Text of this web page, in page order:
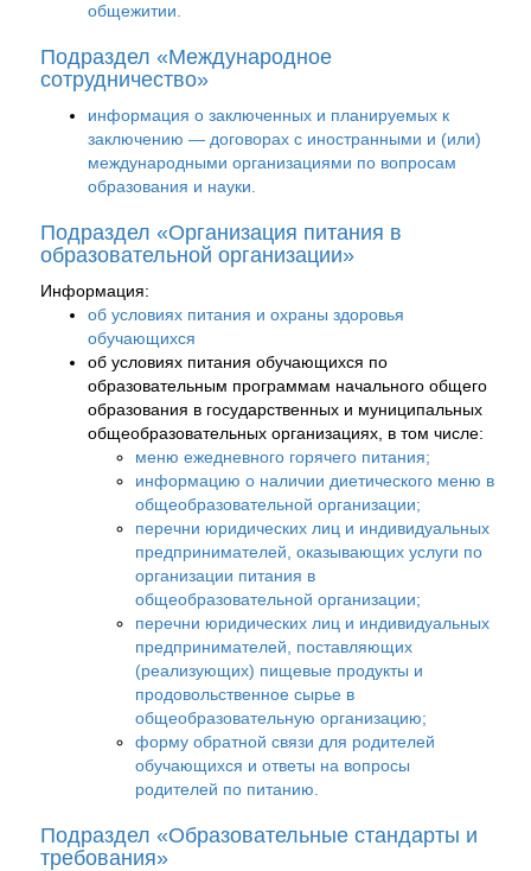
общежитии.
Подраздел «Международное
сотрудничество»
информация о заключенных и планируемых к
заключению — договорах с иностранными и (или)
международными организациями по вопросам
образования и науки.
Подраздел «Организация питания в
образовательной организации»
Информация:
об условиях питания и охраны здоровья
обучающихся
об условиях питания обучающихся по
образовательным программам начального общего
образования в государственных и муниципальных
общеобразовательных организациях, в том числе:
меню ежедневного горячего питания;
информацию о наличии диетического меню в
общеобразовательной организации;
перечни юридических лиц и индивидуальных
предпринимателей, оказывающих услуги по
организации питания в
общеобразовательной организации;
перечни юридических лиц и индивидуальных
предпринимателей, поставляющих
(реализующих) пищевые продукты и
продовольственное сырье в
общеобразовательную организацию;
форму обратной связи для родителей
обучающихся и ответы на вопросы
родителей по питанию.
Подраздел «Образовательные стандарты и
требования»